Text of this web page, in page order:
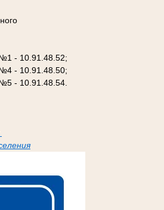
- 10.91.48.52;
- 10.91.48.50;
- 10.91.48.54.